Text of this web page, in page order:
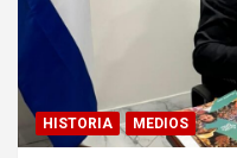
HISTORIA MEDIOS